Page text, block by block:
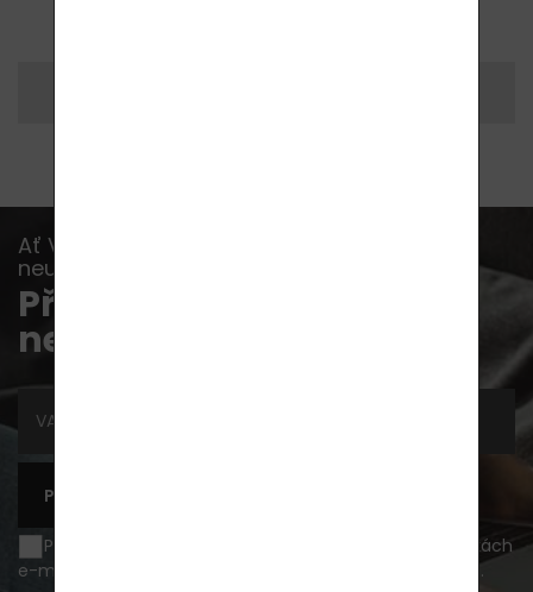
Ať Vám již žádná akce, novinka nebo rada
neunikne...
Přihlaste se k odběru
newsletterů
PŘIHLÁSIT SE K ODBĚRU
Přeji si být informován o novinkách a akčních nabídkách
e-mailem a souhlasím se
.